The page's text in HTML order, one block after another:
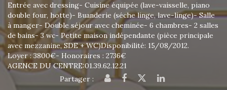
Entrée avec dressing- Cuisine équipée (lave-vaisselle, piano
double four, hotte)- Buanderie (séche linge, lave-linge)- Salle
à manger- Double séjour avec cheminée- 6 chambres- 2 salles
de bains- 3 wc- Petite maison indépendante (pièce principale
avec mezzanine, SDE + WC)Disponibilité: 15/08/2012.
Loyer : 3800€- Honoraires : 2736€
AGENCE DU CENTRE:01.39.62.12.21
Partager :